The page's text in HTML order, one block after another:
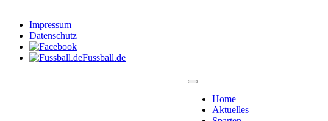
Impressum
Datenschutz
Fussball.de
Home
Aktuelles